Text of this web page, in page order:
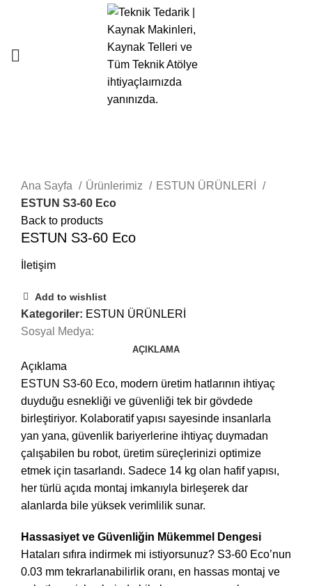
Ana Sayfa
Ürünlerimiz
ESTUN ÜRÜNLERİ
ESTUN S3-60 Eco
Back to products
ESTUN S3-60 Eco
İletişim
Add to wishlist
Kategoriler: ESTUN ÜRÜNLERİ
Sosyal Medya:
AÇIKLAMA
Açıklama
ESTUN S3-60 Eco, modern üretim hatlarının ihtiyaç
duyduğu esnekliği ve güvenliği tek bir gövdede
birleştiriyor. Kolaboratif yapısı sayesinde insanlarla
yan yana, güvenlik bariyerlerine ihtiyaç duymadan
çalışabilen bu robot, üretim süreçlerinizi optimize
etmek için tasarlandı. Sadece 14 kg olan hafif yapısı,
her türlü açıda montaj imkanıyla birleşerek dar
alanlarda bile yüksek verimlilik sunar.
Hassasiyet ve Güvenliğin Mükemmel Dengesi
Hataları sıfıra indirmek mi istiyorsunuz? S3-60 Eco’nun
0.03 mm tekrarlanabilirlik oranı, en hassas montaj ve
Start typing to see posts you are looking for.